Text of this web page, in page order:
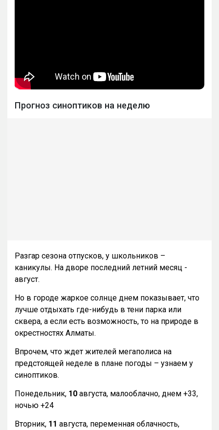
Прогноз синоптиков на неделю
Разгар сезона отпусков, у школьников –
каникулы. На дворе последний летний месяц -
август.
Но в городе жаркое солнце днем показывает, что
лучше отдыхать где-нибудь в тени парка или
сквера, а если есть возможность, то на природе в
окрестностях Алматы.
Впрочем, что ждет жителей мегаполиса на
предстоящей неделе в плане погоды – узнаем у
синоптиков.
Понедельник, 10 августа, малооблачно, днем +33,
ночью +24
Вторник, 11 августа, переменная облачность,